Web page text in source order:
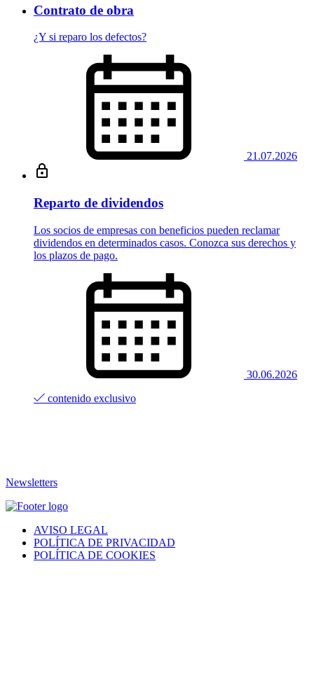
Contrato de obra
¿Y si reparo los defectos?
21.07.2026
Reparto de dividendos
Los socios de empresas con beneficios pueden reclamar
dividendos en determinados casos. Conozca sus derechos y
los plazos de pago.
30.06.2026
contenido exclusivo
Newsletters
AVISO LEGAL
POLÍTICA DE PRIVACIDAD
POLÍTICA DE COOKIES